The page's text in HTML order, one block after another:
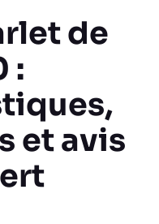
de
:
et avis